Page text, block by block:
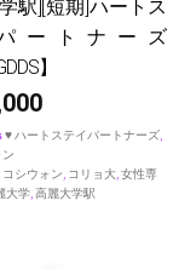
駅][短期]ハートス
ートナーズ
】
♥ ハートステイパートナーズ,
コシウォン, コリョ大,女性専
大学,高麗大学駅